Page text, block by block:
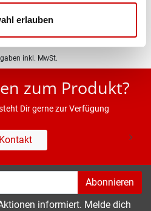
erlauben
inkl. MwSt.
zum Produkt?
Dir gerne zur Verfügung
Kontakt
Abonnieren
informiert. Melde dich